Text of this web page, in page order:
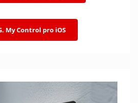
My Control pro iOS